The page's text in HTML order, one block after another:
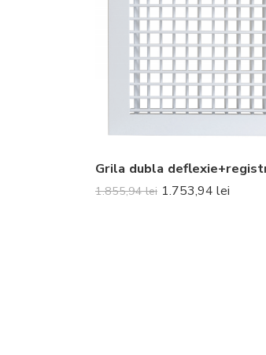
1.855,94lei 1.753,94 lei